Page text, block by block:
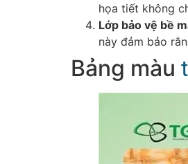
họa tiết không
Lớp bảo vệ bề
này đảm bảo
Bảng màu